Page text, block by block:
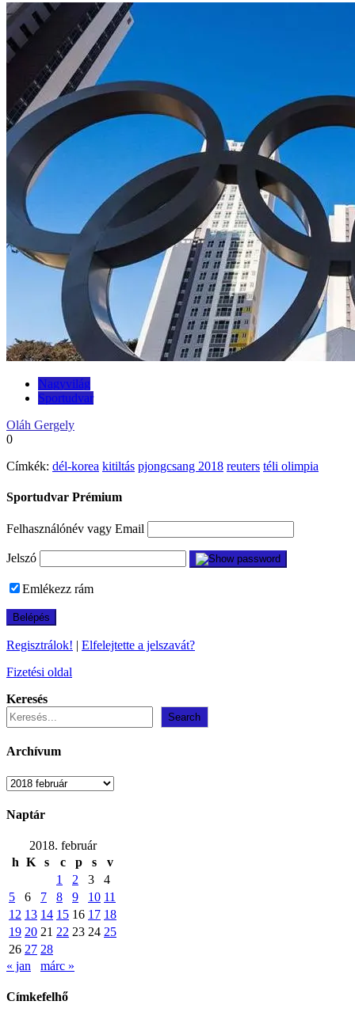
Nagyvilág
Sportudvar
Oláh Gergely
0
Címkék: dél-korea kitiltás pjongcsang 2018 reuters téli olimpia
Sportudvar Prémium
Felhasználónév vagy Email
Jelszó
Emlékezz rám
Regisztrálok! | Elfelejtette a jelszavát?
Fizetési oldal
Keresés
Search
Archívum
Archívum
Naptár
2018. február
h K s c p s
v
1
2 3
4
5
6 7 8 9 10 11
12 13 14 15 16 17 18
19 20 21 22 23 24 25
26 27 28
« jan
márc »
Címkefelhő